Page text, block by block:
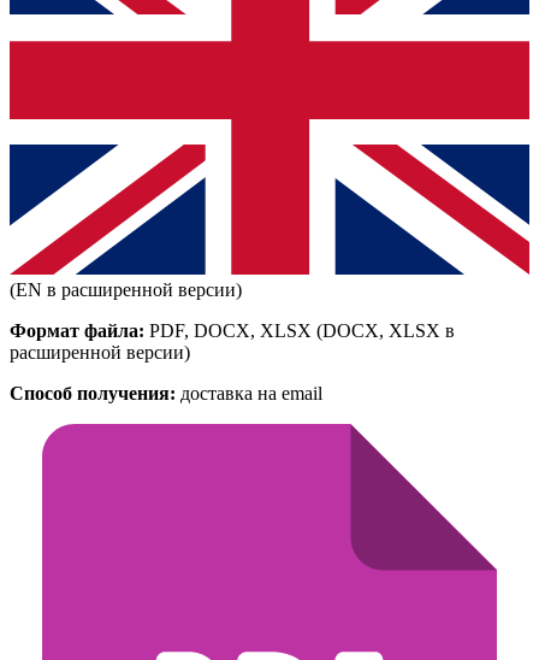
(EN в расширенной версии)
Формат файла: PDF, DOCX, XLSX (DOCX, XLSX в
расширенной версии)
Способ получения: доставка на email